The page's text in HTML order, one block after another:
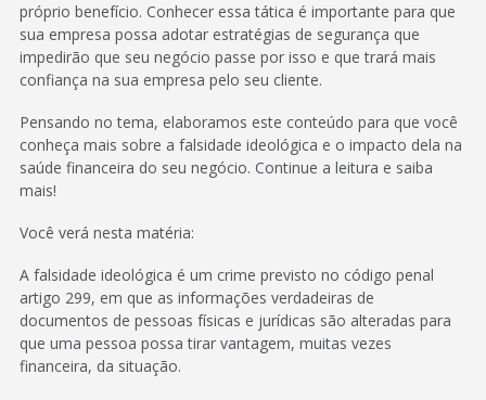
próprio benefício. Conhecer essa tática é importante para que
sua empresa possa adotar estratégias de segurança que
impedirão que seu negócio passe por isso e que trará mais
confiança na sua empresa pelo seu cliente.
Pensando no tema, elaboramos este conteúdo para que você
conheça mais sobre a falsidade ideológica e o impacto dela na
saúde financeira do seu negócio. Continue a leitura e saiba
mais!
Você verá nesta matéria:
A falsidade ideológica é um crime previsto no código penal
artigo 299, em que as informações verdadeiras de
documentos de pessoas físicas e jurídicas são alteradas para
que uma pessoa possa tirar vantagem, muitas vezes
financeira, da situação.